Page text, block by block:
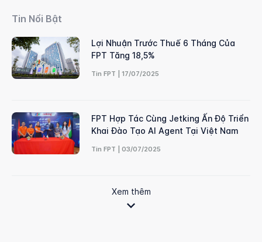
Tin Nổi Bật
Lợi Nhuận Trước Thuế 6 Tháng Của
FPT Tăng 18,5%
Tin FPT | 17/07/2025
FPT Hợp Tác Cùng Jetking Ấn Độ Triển
Khai Đào Tạo AI Agent Tại Việt Nam
Tin FPT | 03/07/2025
Xem thêm